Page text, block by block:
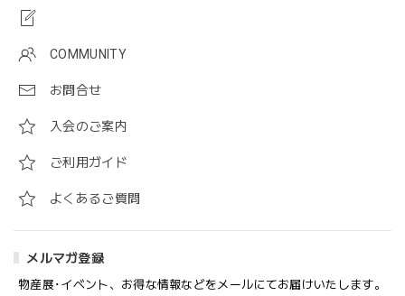
COMMUNITY
お問合せ
入会のご案内
ご利用ガイド
よくあるご質問
メルマガ登録
物産展･イベント、お得な情報などをメールにてお届けいたします。